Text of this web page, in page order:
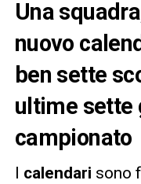
Una
nuovo
ben sette
ultime sette
campionato
calendari sono